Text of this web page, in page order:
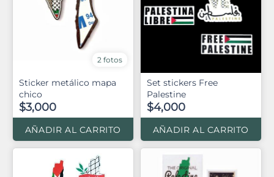
2 fotos
Sticker metálico mapa
chico
$3,000
AÑADIR AL CARRITO
Set stickers Free
Palestine
$4,000
AÑADIR AL CARRITO